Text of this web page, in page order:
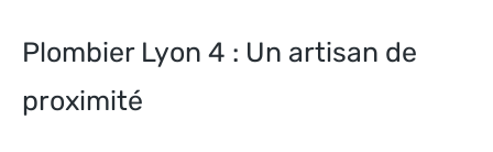
Plombier Lyon 4 : Un artisan de
proximité